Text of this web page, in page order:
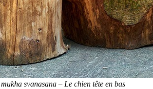
svanasana – Le chien tête en bas